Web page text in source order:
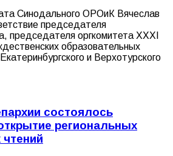
Синодального ОРОиК Вячеслав
председателя
председателя оргкомитета XXXI
образовательных
и Верхотурского
состоялось
региональных